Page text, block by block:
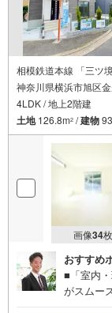
相模鉄道本線 「三ツ
神奈川県横浜市旭区
4LDK / 地上2階建
土地126.8m2 /建物
画像34枚
おすすめ
■「室内
がスムー